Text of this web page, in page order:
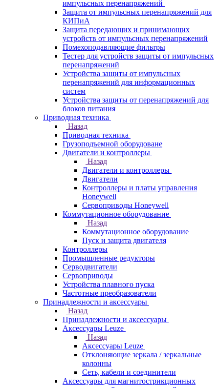
импульсных перенапряжений
Защита от импульсных перенапряжений для
КИПиА
Защита передающих и принимающих
устройств от импульсных перенапряжений
Помехоподавляющие фильтры
Тестер для устройств защиты от импульсных
перенапряжений
Устройства защиты от импульсных
перенапряжений для информационных
систем
Устройства защиты от перенапряжений для
блоков питания
Приводная техника
Назад
Приводная техника
Грузоподъемной оборудоване
Двигатели и контроллеры
Назад
Двигатели и контроллеры
Двигатели
Контроллеры и платы управления
Honeywell
Сервоприводы Honeywell
Коммутационное оборудование
Назад
Коммутационное оборудование
Пуск и защита двигателя
Контроллеры
Промышленные редукторы
Серводвигатели
Сервоприводы
Устройства плавного пуска
Частотные преобразователи
Принадлежности и аксессуары
Назад
Принадлежности и аксессуары
Аксессуары Leuze
Назад
Аксессуары Leuze
Отклоняющие зеркала / зеркальные
колонны
Сеть, кабели и соединители
Аксессуары для магнитострикционных